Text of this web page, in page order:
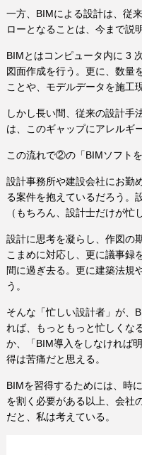
一方、BIMによる設計は、従
ローとなることは、今まで説
BIMとはコンピュータ内に 3
図面作成を行う。更に、数量
ことや、モデルデータを施工
しかし長い間、従来の設計手
は、このギャップにアレルギ
この流れで②の「BIMソフトを
設計事務所や建設会社にお勤
る案件を抱えているだろう。
（もちろん、設計士だけが忙
設計に思考を凝らし、作図の
こまめに対応し、更に議事録
間に過ぎ去る。更に建築法規
う。
そんな「忙しい設計者」が、
れば、もっともっと忙しくな
か、「BIM導入をしなければ
得は苦痛だと思える。
BIMを習得するためには、時
を割く必要がある以上、会社
だと、私は考えている。